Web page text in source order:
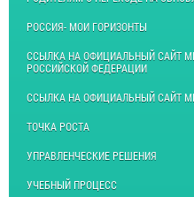
РОССИЯ- МОИ ГОРИЗОНТЫ
ССЫЛКА НА ОФИЦИАЛЬНЫЙ САЙТ
РОССИЙСКОЙ ФЕДЕРАЦИИ
ССЫЛКА НА ОФИЦИАЛЬНЫЙ САЙТ
ТОЧКА РОСТА
УПРАВЛЕНЧЕСКИЕ РЕШЕНИЯ
УЧЕБНЫЙ ПРОЦЕСС